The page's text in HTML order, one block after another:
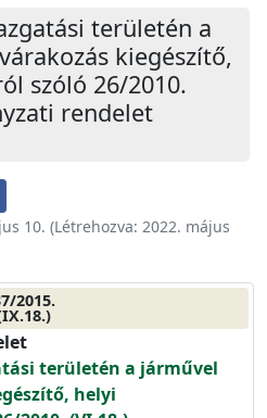
területén a
kiegészítő,
szóló 26/2010.
rendelet
10. (Létrehozva: 2022. május
2015.
területén a járművel
helyi